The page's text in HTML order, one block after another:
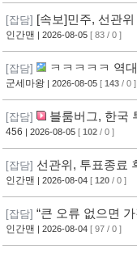
[잡담] [속보]민주, 선관
변호사, 하상응 교수 추천
인간맨 | 2026-08-05 [ 83 / 0 ]
[잡담] ㅋㅋㅋㅋㅋ 역
군세마왕 | 2026-08-05 [ 143 / 0 ]
[잡담]
블룸버그, 한국
ㅋㅋㅋ
456 | 2026-08-05 [ 102 / 0 ]
[잡담] 선관위, 투표종료
차 발생
인간맨 | 2026-08-04 [ 120 / 0 ]
[잡담] “큰 오류 없으면
황
인간맨 | 2026-08-04 [ 97 / 0 ]